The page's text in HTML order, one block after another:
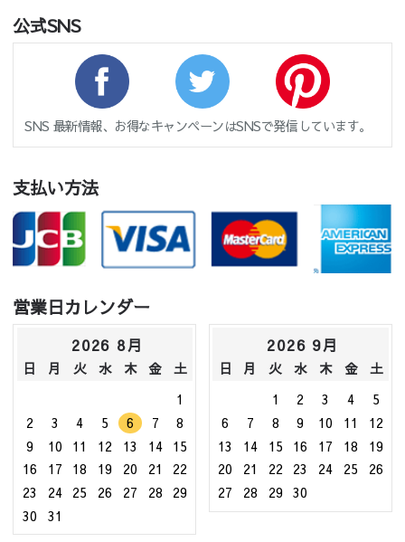
公式SNS
SNS 最新情報、お得なキャンペーンはSNSで発信しています。
支払い方法
営業日カレンダー
2026 8月
日 月 火 水 木 金
土
1
2
3 4 5 6 7
8
9
10 11 12 13 14
15
16
17 18 19 20 21
22
23
24 25 26 27 28
29
30
31
2026 9月
日 月 火 水 木 金
土
1
2 3 4
5
6
7 8 9 10 11
12
13
14 15 16 17 18
19
20
21 22 23 24 25
26
27
28 29 30